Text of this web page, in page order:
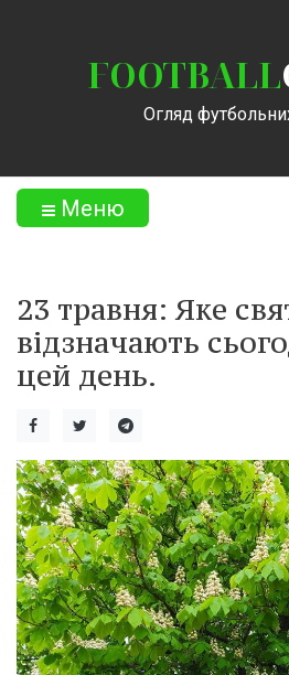
FOOTBALL
Огляд
Меню
23 травня: Яке
відзначають
цей день.